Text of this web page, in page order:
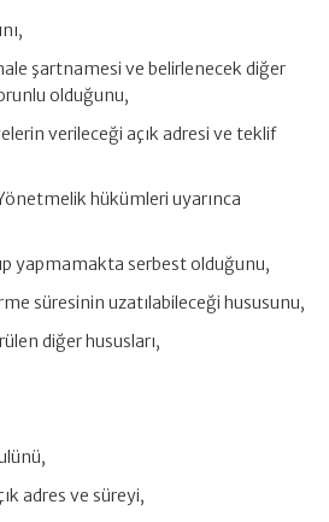
şartnamesi ve belirlenecek diğer
olduğunu,
verileceği açık adresi ve teklif
hükümleri uyarınca
yapmamakta serbest olduğunu,
süresinin uzatılabileceği hususunu,
diğer hususları,
adres ve süreyi,